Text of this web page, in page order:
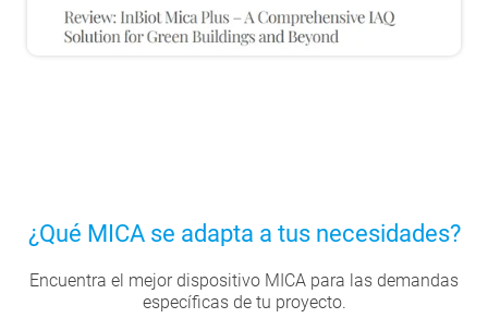
¿Qué MICA se adapta a tus necesidades?
Encuentra el mejor dispositivo MICA para las demandas
específicas de tu proyecto.